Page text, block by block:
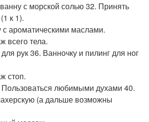
с морской солью 32. Принять
к 1).
с ароматическими маслами.
всего тела.
рук 36. Ванночку и пилинг для ног
стоп.
любимыми духами 40.
(а дальше возможны